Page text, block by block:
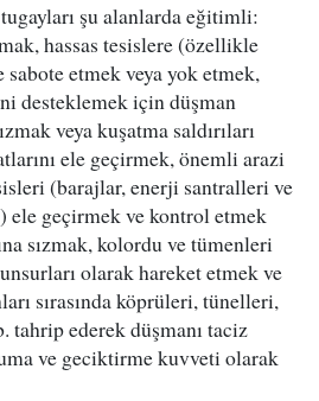
şu alanlarda eğitimli:
hassas tesislere (özellikle
sabote etmek veya yok etmek,
desteklemek için düşman
veya kuşatma saldırıları
ele geçirmek, önemli arazi
(barajlar, enerji santralleri ve
geçirmek ve kontrol etmek
sızmak, kolordu ve tümenleri
olarak hareket etmek ve
sırasında köprüleri, tünelleri,
ederek düşmanı taciz
ve geciktirme kuvveti olarak